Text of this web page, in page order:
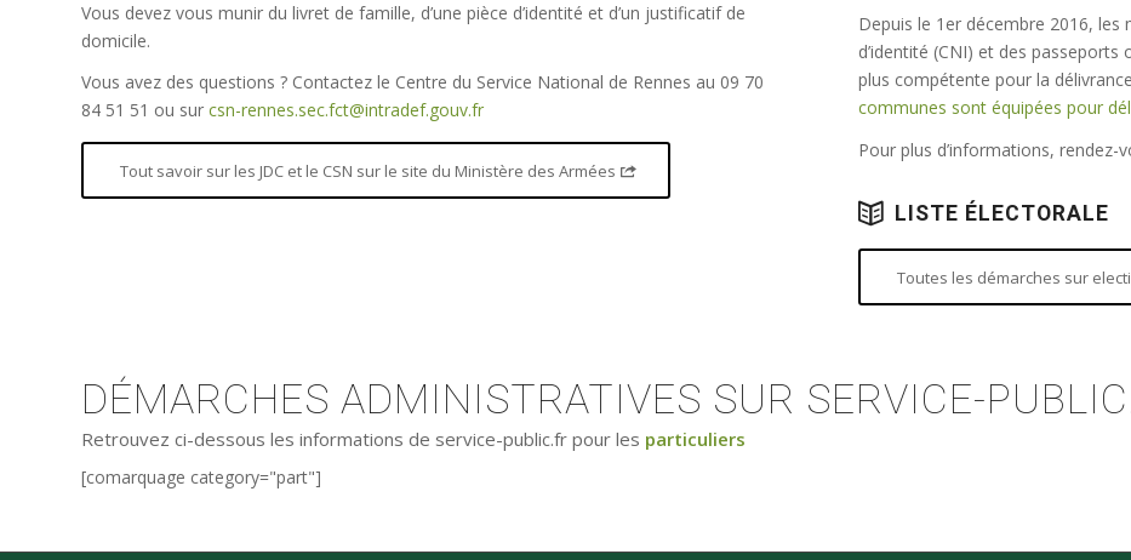
Vous devez vous munir du livret de famille, d’une pièce d’identité et d’un justificatif de
domicile.
Vous avez des questions ? Contactez le Centre du Service National de Rennes au 09 70
84 51 51 ou sur csn-rennes.sec.fct@intradef.gouv.fr
Tout savoir sur les JDC et le CSN sur le site du Ministère des Armées
Depuis le 1er décembre 2016,
d’identité (CNI) et des passeports
plus compétente pour la
communes sont équipées pour
Pour plus d’informations, rendez-
LISTE ÉLECTORALE
Toutes les démarches sur
DÉMARCHES ADMINISTRATIVES SUR SERVICE-
Retrouvez ci-dessous les informations de service-public.fr pour les particuliers
[comarquage category="part"]